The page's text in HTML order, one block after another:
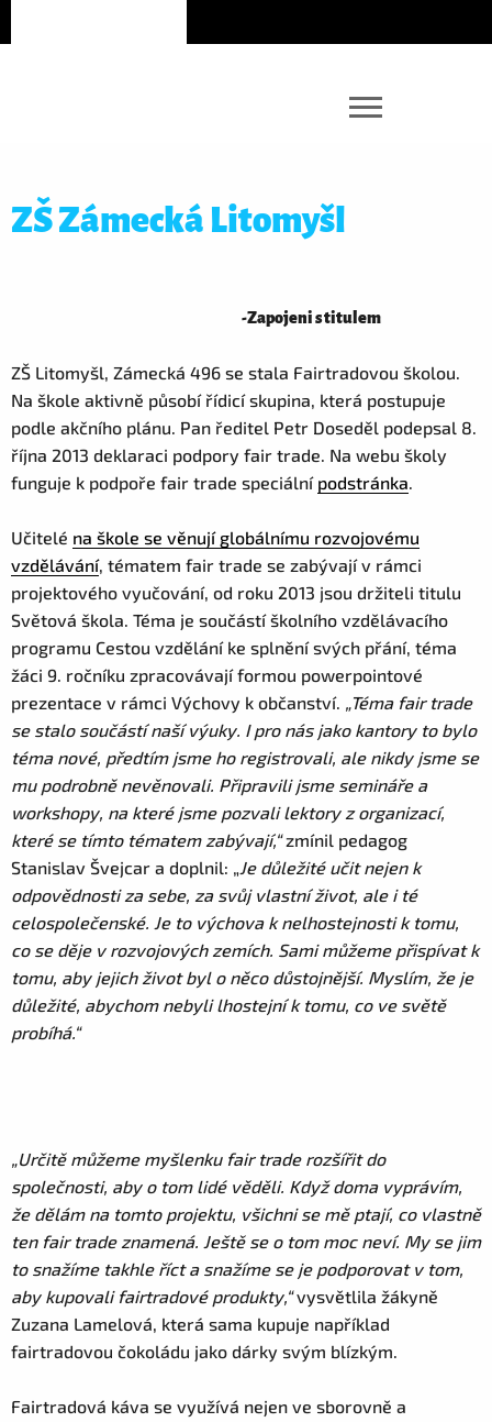
ZŠ Zámecká Litomyšl
-Zapojeni s titulem
ZŠ Litomyšl, Zámecká 496 se stala Fairtradovou školou.
Na škole aktivně působí řídicí skupina, která postupuje
podle akčního plánu. Pan ředitel Petr Doseděl podepsal 8.
října 2013 deklaraci podpory fair trade. Na webu školy
funguje k podpoře fair trade speciální podstránka.
Učitelé na škole se věnují globálnímu rozvojovému
vzdělávání, tématem fair trade se zabývají v rámci
projektového vyučování, od roku 2013 jsou držiteli titulu
Světová škola. Téma je součástí školního vzdělávacího
programu Cestou vzdělání ke splnění svých přání, téma
žáci 9. ročníku zpracovávají formou powerpointové
prezentace v rámci Výchovy k občanství. „Téma fair trade
se stalo součástí naší výuky. I pro nás jako kantory to bylo
téma nové, předtím jsme ho registrovali, ale nikdy jsme se
mu podrobně nevěnovali. Připravili jsme semináře a
workshopy, na které jsme pozvali lektory z organizací,
které se tímto tématem zabývají,“zmínil pedagog
Stanislav Švejcar a doplnil: „Je důležité učit nejen k
odpovědnosti za sebe, za svůj vlastní život, ale i té
celospolečenské. Je to výchova k nelhostejnosti k tomu,
co se děje v rozvojových zemích. Sami můžeme přispívat k
tomu, aby jejich život byl o něco důstojnější. Myslím, že je
důležité, abychom nebyli lhostejní k tomu, co ve světě
probíhá.“
„Určitě můžeme myšlenku fair trade rozšířit do
společnosti, aby o tom lidé věděli. Když doma vyprávím,
že dělám na tomto projektu, všichni se mě ptají, co vlastně
ten fair trade znamená. Ještě se o tom moc neví. My se jim
to snažíme takhle říct a snažíme se je podporovat v tom,
aby kupovali fairtradové produkty,“vysvětlila žákyně
Zuzana Lamelová, která sama kupuje například
fairtradovou čokoládu jako dárky svým blízkým.
Fairtradová káva se využívá nejen ve sborovně a